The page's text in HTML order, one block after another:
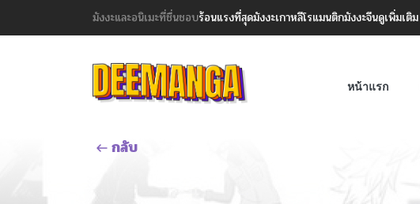
มังงะและอนิเมะที่ชื่นชอบร้อนแรงที่สุดมังงะเกาหลีโรแมนติกมังงะจีนดูเพิ่มเติม
หน้าแรก
กลับ